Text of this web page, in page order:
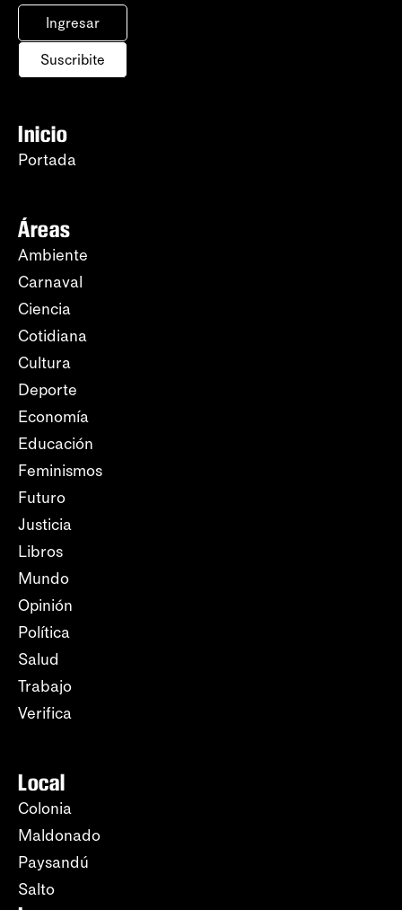
Ingresar
Suscribite
Inicio
Portada
Áreas
Ambiente
Carnaval
Ciencia
Cotidiana
Cultura
Deporte
Economía
Educación
Feminismos
Futuro
Justicia
Libros
Mundo
Opinión
Política
Salud
Trabajo
Verifica
Local
Colonia
Maldonado
Paysandú
Salto